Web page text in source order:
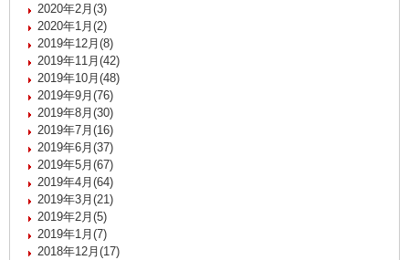
2020年2月(3)
2020年1月(2)
2019年12月(8)
2019年11月(42)
2019年10月(48)
2019年9月(76)
2019年8月(30)
2019年7月(16)
2019年6月(37)
2019年5月(67)
2019年4月(64)
2019年3月(21)
2019年2月(5)
2019年1月(7)
2018年12月(17)